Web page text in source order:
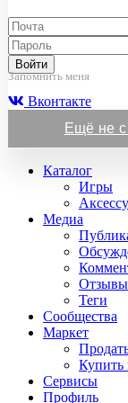
Войти
Запомнить меня
Вконтакте
Ещё не
Каталог
Игры
Медиа
Отзывы
Теги
Сообщества
Маркет
Купить
Сервисы
Профиль